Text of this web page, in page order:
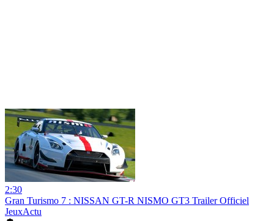
2:30
Gran Turismo 7 : NISSAN GT-R NISMO GT3 Trailer Officiel
JeuxActu